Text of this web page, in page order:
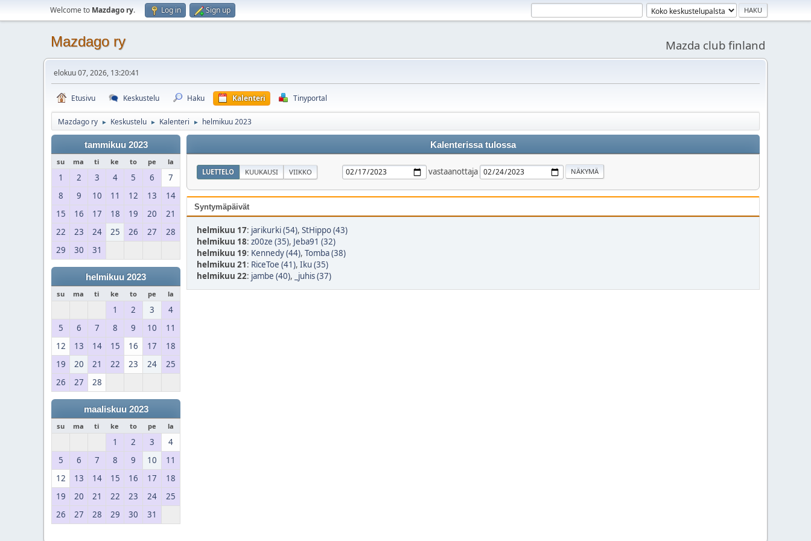
Welcome to Mazdago ry. Log in Sign up
Mazdago ry Mazda club finland
elokuu 07, 2026, 13:20:41
Etusivu Keskustelu Haku Kalenteri Tinyportal
Mazdago ry ► Keskustelu ► Kalenteri ► helmikuu 2023
tammikuu 2023
su ma ti ke to pe la
1 2 3 4 5 6
7
8
9 10 11 12 13
14
15
16 17 18 19 20
21
22
23 24 25 26 27
28
29
30 31
helmikuu 2023
su ma ti ke to pe la
1 2 3
4
5
6 7 8 9 10
11
12
13 14 15 16 17
18
19
20 21 22 23 24
25
26
27 28
maaliskuu 2023
su ma ti ke to pe la
1 2 3
4
5
6 7 8 9 10
11
12
13 14 15 16 17
18
19
20 21 22 23 24
25
26
27 28 29 30 31
Kalenterissa tulossa
LUETTELO KUUKAUSI VIIKKO vastaanottaja
Syntymäpäivät
helmikuu 17: jarikurki (54), StHippo (43)
helmikuu 18: z00ze (35), Jeba91 (32)
helmikuu 19: Kennedy (44), Tomba (38)
helmikuu 21: RiceToe (41), Iku (35)
helmikuu 22: jambe (40), _juhis (37)